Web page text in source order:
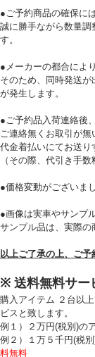
プラ
●ご予約商品の確保に
誠に勝手ながら数量調
す。
●メーカーの都合によ
そのため、同時発送
が発生します。
●ご予約品入荷連絡後
ご連絡無くお取引が無
代金着払いにてお送り
（その際、代引き手
●価格変動がございま
●画像は実車やサンプ
サンプル品は、実際の
以上ご了承の上、ご予
※ 送料無料サー
購入アイテム ２台以
ビスと致します。
例１）２万円(税別)の
例２）１万５千円(税
料無料